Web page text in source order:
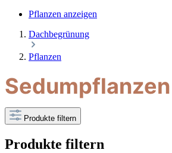
Pflanzen anzeigen
Dachbegrünung
Pflanzen
Sedumpflanzen
Produkte filtern
Produkte filtern